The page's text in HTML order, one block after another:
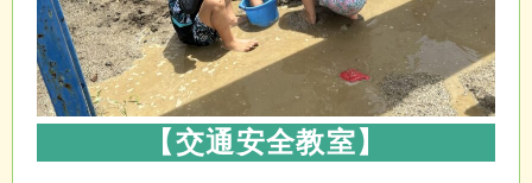
【交通安全教室】